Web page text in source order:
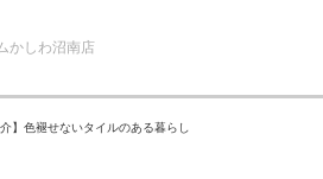
かしわ沼南店
】色褪せないタイルのある暮らし